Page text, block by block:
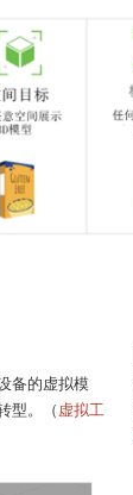
备的虚拟模
型。
（ 虚拟工